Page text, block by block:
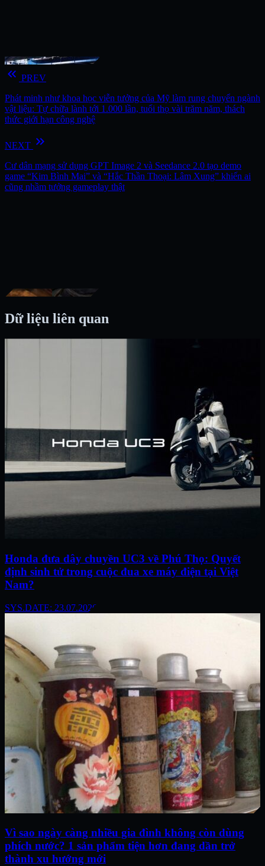
keyboard_double_arrow_left PREV
Phát minh như khoa học viễn tưởng của Mỹ làm rung chuyển ngành
vật liệu: Tự chữa lành tới 1.000 lần, tuổi thọ vài trăm năm, thách
thức giới hạn công nghệ
NEXT keyboard_double_arrow_right
Cư dân mạng sử dụng GPT Image 2 và Seedance 2.0 tạo demo
game “Kim Bình Mai” và “Hắc Thần Thoại: Lâm Xung” khiến ai
cũng nhầm tưởng gameplay thật
Dữ liệu liên quan
Honda đưa dây chuyền UC3 về Phú Thọ: Quyết
định sinh tử trong cuộc đua xe máy điện tại Việt
Nam?
SYS.DATE: 23.07.2026
Vì sao ngày càng nhiều gia đình không còn dùng
phích nước? 1 sản phẩm tiện hơn đang dần trở
thành xu hướng mới